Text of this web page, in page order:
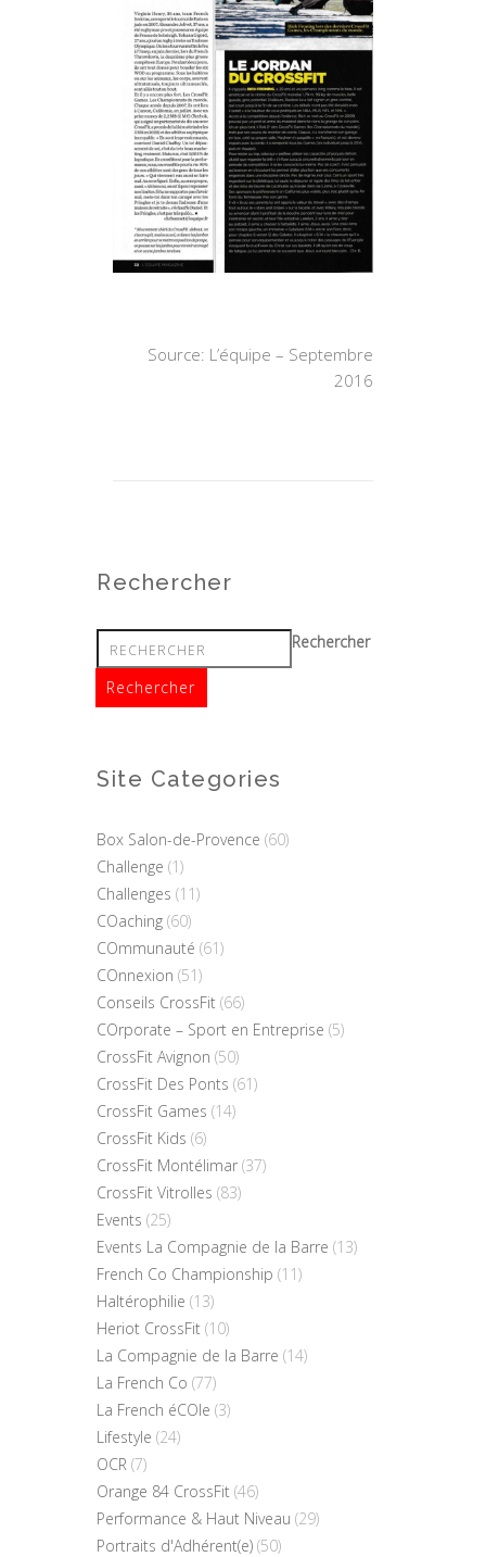
Source: L’équipe – Septembre
2016
Rechercher
Rechercher
Site Categories
Box Salon-de-Provence (60)
Challenge (1)
Challenges (11)
COaching (60)
COmmunauté (61)
COnnexion (51)
Conseils CrossFit (66)
COrporate – Sport en Entreprise (5)
CrossFit Avignon (50)
CrossFit Des Ponts (61)
CrossFit Games (14)
CrossFit Kids (6)
CrossFit Montélimar (37)
CrossFit Vitrolles (83)
Events (25)
Events La Compagnie de la Barre (13)
French Co Championship (11)
Haltérophilie (13)
Heriot CrossFit (10)
La Compagnie de la Barre (14)
La French Co (77)
La French éCOle (3)
Lifestyle (24)
OCR (7)
Orange 84 CrossFit (46)
Performance & Haut Niveau (29)
Portraits d'Adhérent(e) (50)